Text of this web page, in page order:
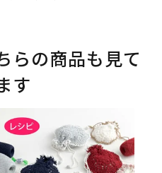
料セット）
らの商品も見て
す